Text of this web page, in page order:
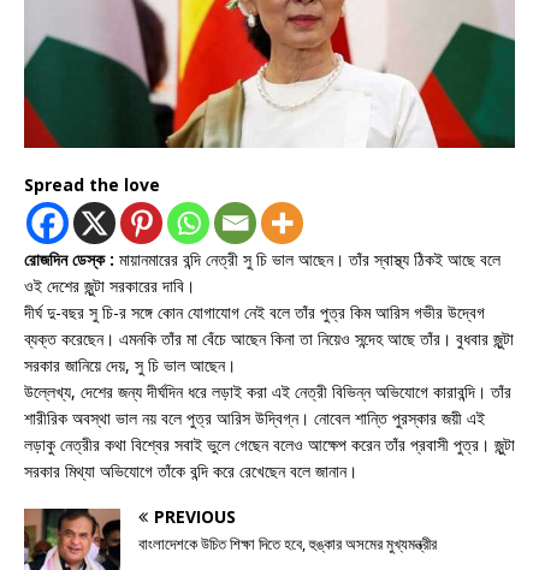
Spread the love
রোজদিন ডেস্ক : মায়ানমারের বন্দি নেত্রী সু চি ভাল আছেন। তাঁর স্বাস্থ্য ঠিকই আছে বলে
ওই দেশের জুন্টা সরকারের দাবি।
দীর্ঘ দু-বছর সু চি-র সঙ্গে কোন যোগাযোগ নেই বলে তাঁর পুত্র কিম আরিস গভীর উদ্বেগ
ব্যক্ত করেছেন। এমনকি তাঁর মা বেঁচে আছেন কিনা তা নিয়েও সন্দেহ আছে তাঁর। বুধবার জুন্টা
সরকার জানিয়ে দেয়, সু চি ভাল আছেন।
উল্লেখ্য, দেশের জন্য দীর্ঘদিন ধরে লড়াই করা এই নেত্রী বিভিন্ন অভিযোগে কারাবন্দি। তাঁর
শারীরিক অবস্থা ভাল নয় বলে পুত্র আরিস উদ্বিগ্ন। নোবেল শান্তি পুরস্কার জয়ী এই
লড়াকু নেত্রীর কথা বিশ্বের সবাই ভুলে গেছেন বলেও আক্ষেপ করেন তাঁর প্রবাসী পুত্র। জুন্টা
সরকার মিথ্যা অভিযোগে তাঁকে বন্দি করে রেখেছেন বলে জানান।
PREVIOUS
বাংলাদেশকে উচিত শিক্ষা দিতে হবে, হুঙ্কার অসমের মুখ্যমন্ত্রীর